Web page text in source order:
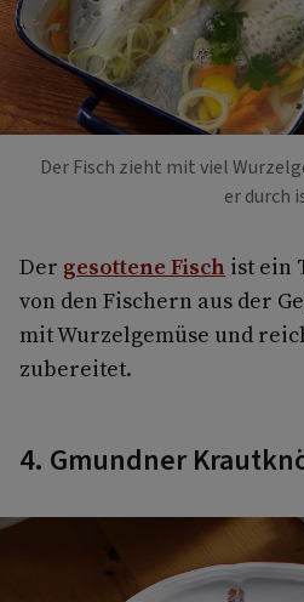
Der Fisch zieht mit viel
er durch
Der gesottene Fisch ist ein
von den Fischern aus der
mit Wurzelgemüse und
zubereitet.
4. Gmundner